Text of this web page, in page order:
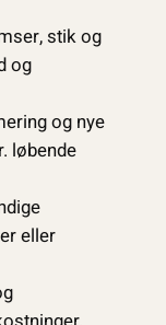
stik og
og
og nye
løbende
eller